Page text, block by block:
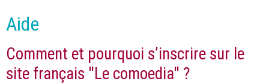
Aide
Comment et pourquoi s’inscrire sur le
site français "Le comoedia" ?